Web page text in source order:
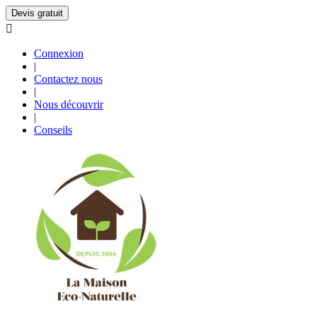
Devis gratuit

Connexion
|
Contactez nous
|
Nous découvrir
|
Conseils